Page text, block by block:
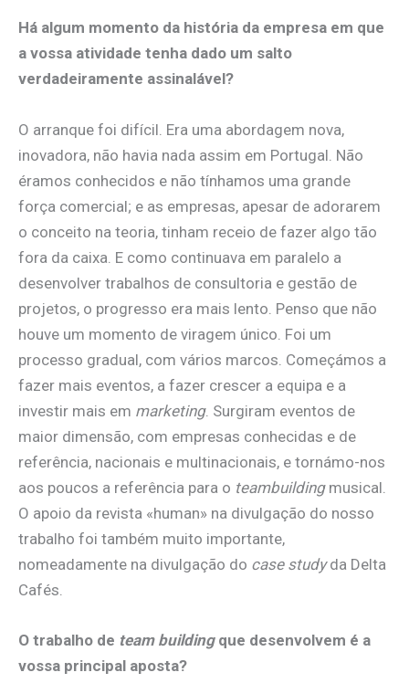
Há algum momento da história da empresa em que
a vossa atividade tenha dado um salto
verdadeiramente assinalável?
O arranque foi difícil. Era uma abordagem nova,
inovadora, não havia nada assim em Portugal. Não
éramos conhecidos e não tínhamos uma grande
força comercial; e as empresas, apesar de adorarem
o conceito na teoria, tinham receio de fazer algo tão
fora da caixa. E como continuava em paralelo a
desenvolver trabalhos de consultoria e gestão de
projetos, o progresso era mais lento. Penso que não
houve um momento de viragem único. Foi um
processo gradual, com vários marcos. Começámos a
fazer mais eventos, a fazer crescer a equipa e a
investir mais em marketing. Surgiram eventos de
maior dimensão, com empresas conhecidas e de
referência, nacionais e multinacionais, e tornámo-nos
aos poucos a referência para o teambuilding musical.
O apoio da revista «human» na divulgação do nosso
trabalho foi também muito importante,
nomeadamente na divulgação do case studyda Delta
Cafés.
O trabalho de team buildingque desenvolvem é a
vossa principal aposta?